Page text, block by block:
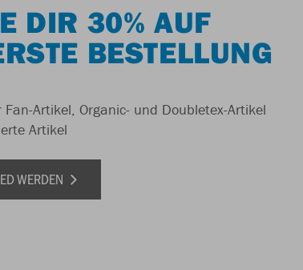
DIR 30% AUF
BESTELLUNG
Artikel, Organic- und Doubletex-Artikel
Artikel
WERDEN